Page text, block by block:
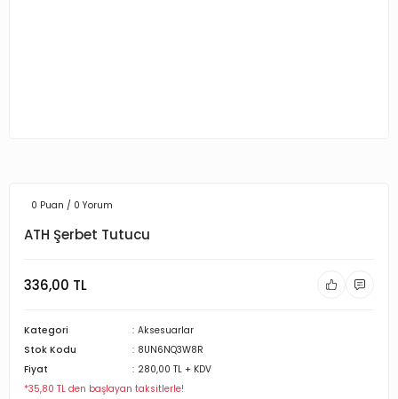
0 Puan / 0 Yorum
ATH Şerbet Tutucu
336,00 TL
Kategori
Aksesuarlar
Stok Kodu
8UN6NQ3W8R
Fiyat
280,00 TL + KDV
*35,80 TL den başlayan taksitlerle!